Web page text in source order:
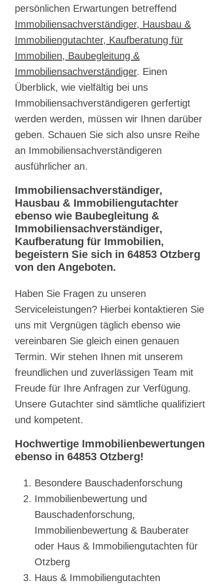
persönlichen Erwartungen betreffend
Immobiliensachverständiger, Hausbau &
Immobiliengutachter, Kaufberatung für
Immobilien, Baubegleitung &
Immobiliensachverständiger. Einen
Überblick, wie vielfältig bei uns
Immobiliensachverständigeren gerfertigt
werden werden, müssen wir Ihnen darüber
geben. Schauen Sie sich also unsre Reihe
an Immobiliensachverständigeren
ausführlicher an.
Immobiliensachverständiger,
Hausbau & Immobiliengutachter
ebenso wie Baubegleitung &
Immobiliensachverständiger,
Kaufberatung für Immobilien,
begeistern Sie sich in 64853 Otzberg
von den Angeboten.
Haben Sie Fragen zu unseren
Serviceleistungen? Hierbei kontaktieren Sie
uns mit Vergnügen täglich ebenso wie
vereinbaren Sie gleich einen genauen
Termin. Wir stehen Ihnen mit unserem
freundlichen und zuverlässigen Team mit
Freude für Ihre Anfragen zur Verfügung.
Unsere Gutachter sind sämtliche qualifiziert
und kompetent.
Hochwertige Immobilienbewertungen
ebenso in 64853 Otzberg!
Besondere Bauschadenforschung
Immobilienbewertung und
Bauschadenforschung,
Immobilienbewertung & Bauberater
oder Haus & Immobiliengutachten für
Otzberg
Haus & Immobiliengutachten